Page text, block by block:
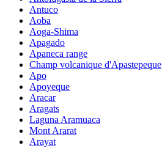
Antuco
Aoba
Aoga-Shima
Apagado
Apaneca range
Champ volcanique d'Apastepeque
Apo
Apoyeque
Aracar
Aragats
Laguna Aramuaca
Mont Ararat
Arayat